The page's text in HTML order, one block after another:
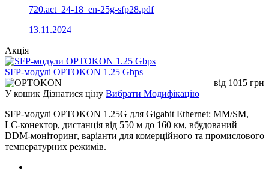
720.act_24-18_en-25g-sfp28.pdf
13.11.2024
Акція
SFP-модулі OPTOKON 1.25 Gbps
від 1015 грн
У кошик Дізнатися ціну Вибрати Модифікацію
SFP-модулі OPTOKON 1.25G для Gigabit Ethernet: MM/SM,
LC-конектор, дистанція від 550 м до 160 км, вбудований
DDM-моніторинг, варіанти для комерційного та промислового
температурних режимів.